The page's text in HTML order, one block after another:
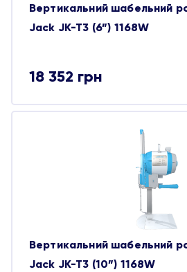
Вертикальний шабельний
Jack JK-T3 (6”) 1168W
18 352 грн
Вертикальний шабельний
Jack JK-T3 (10”) 1168W